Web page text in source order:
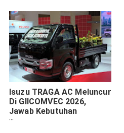
Isuzu TRAGA AC Meluncur
Di GIICOMVEC 2026,
Jawab Kebutuhan
Pelanggan Indonesia